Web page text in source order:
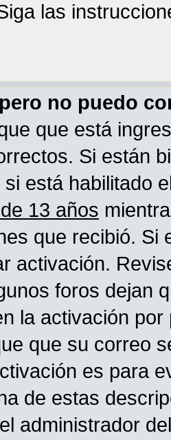
las
no puedo
que está
Si están
está habilitado
13 años
que recibió. Si
activación.
foros dejan
la activación
que su correo
es para
de estas
administrador